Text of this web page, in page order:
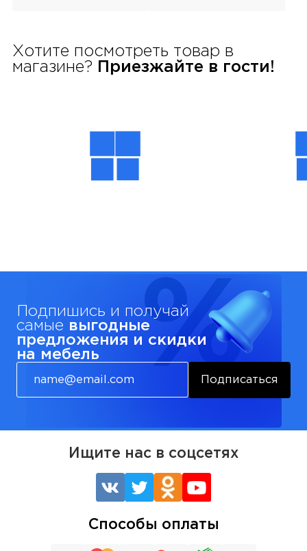
Хотите посмотреть товар в
магазине? Приезжайте в гости!
Подпишись и получай
самые выгодные
предложения и скидки
на мебель
Подписаться
Ищите нас в соцсетях
Способы оплаты